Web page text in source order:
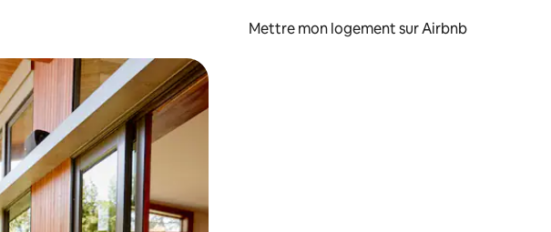
Mettre mon logement sur Airbnb